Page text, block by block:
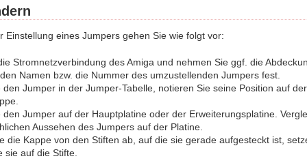
Einstellung eines Jumpers gehen Sie wie folgt vor:
Stromnetzverbindung des Amiga und nehmen Sie ggf. die
Namen bzw. die Nummer des umzustellenden Jumpers fest.
den Jumper in der Jumper-Tabelle, notieren Sie seine Position auf
den Jumper auf der Hauptplatine oder der Erweiterungsplatine.
Aussehen des Jumpers auf der Platine.
die Kappe von den Stiften ab, auf die sie gerade aufgesteckt ist,
sie auf die Stifte.